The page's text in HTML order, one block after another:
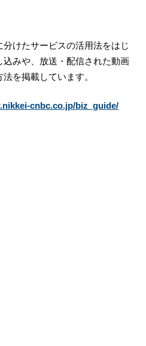
けたサービスの活用法をはじ
みや、放送・配信された動画
を掲載しています。
cnbc.co.jp/biz_guide/